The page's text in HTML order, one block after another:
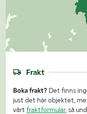
Frakt
Boka frakt? Det finns
just det här objektet,
vårt fraktformulär, så